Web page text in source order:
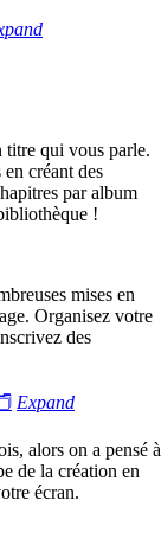
qui vous parle.
créant des
par album
!
mises en
Organisez votre
des
Expand
alors on a pensé à
de la création en
écran.